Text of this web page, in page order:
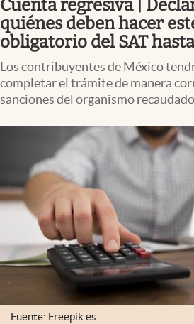
Pc y celular
Vida y estilo
Tv
Clima
Espiritualidad
abre en nueva pestaña
Cuenta regresiva |
quiénes deben hacer
obligatorio del SAT
Los contribuyentes de México
completar el trámite de manera
sanciones del organismo
Fuente: Freepik.es